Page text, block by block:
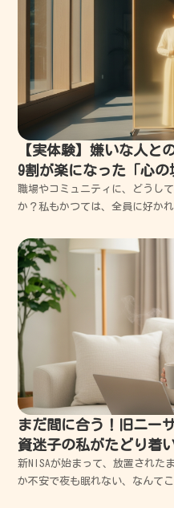
【実体験】嫌いな人と
9割が楽になった「心
職場やコミュニティに、どうし
か？私もかつては、全員に好か
驚くほど心が軽くなります。こ
いな人」と上手く距離を置くコ
まだ間に合う！旧ニー
資迷子の私がたどり着
新NISAが始まって、放置された
か不安で夜も眠れない、なんて